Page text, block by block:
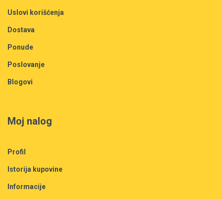
Uslovi korišćenja
Dostava
Ponude
Poslovanje
Blogovi
Moj nalog
Profil
Istorija kupovine
Informacije